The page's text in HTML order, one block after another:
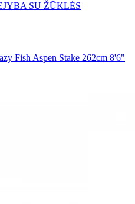
SU ŽŪKLĖS
Fish Aspen Stake 262cm 8'6"